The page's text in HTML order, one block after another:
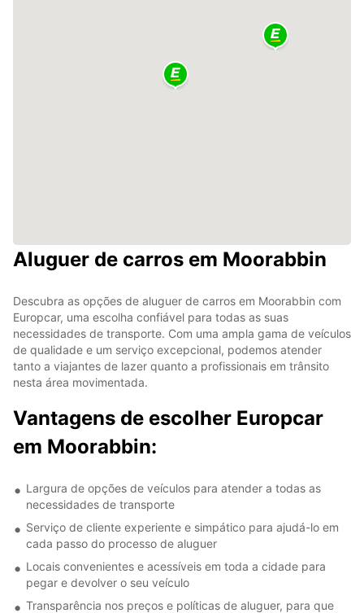
Aluguer de carros em Moorabbin
Descubra as opções de aluguer de carros em Moorabbin com
Europcar, uma escolha confiável para todas as suas
necessidades de transporte. Com uma ampla gama de veículos
de qualidade e um serviço excepcional, podemos atender
tanto a viajantes de lazer quanto a profissionais em trânsito
nesta área movimentada.
Vantagens de escolher Europcar
em Moorabbin:
Largura de opções de veículos para atender a todas as
necessidades de transporte
Serviço de cliente experiente e simpático para ajudá-lo em
cada passo do processo de aluguer
Locais convenientes e acessíveis em toda a cidade para
pegar e devolver o seu veículo
Transparência nos preços e políticas de aluguer, para que